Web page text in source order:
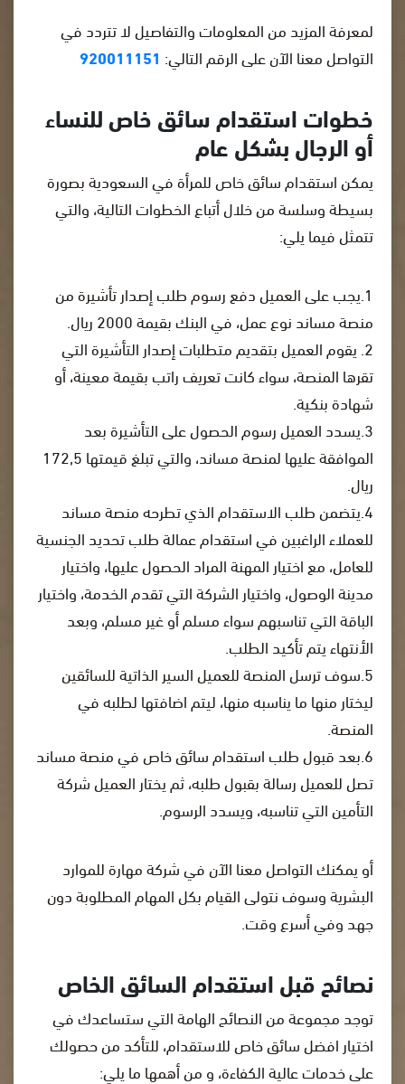
لمعرفة المزيد من المعلومات والتفاصيل لا تتردد في
التواصل معنا الآن على الرقم التالي: 920011151
خطوات استقدام سائق خاص للنساء
أو الرجال بشكل عام
يمكن استقدام سائق خاص للمرأة في السعودية بصورة
بسيطة وسلسة من خلال أتباع الخطوات التالية، والتي
تتمثل فيما يلي:
1.يجب على العميل دفع رسوم طلب إصدار تأشيرة من
منصة مساند نوع عمل، في البنك بقيمة 2000 ريال.
2. يقوم العميل بتقديم متطلبات إصدار التأشيرة التي
تقرها المنصة، سواء كانت تعريف راتب بقيمة معينة، أو
شهادة بنكية.
3.يسدد العميل رسوم الحصول على التأشيرة بعد
الموافقة عليها لمنصة مساند، والتي تبلغ قيمتها 172,5
ريال.
4.يتضمن طلب الاستقدام الذي تطرحه منصة مساند
للعملاء الراغبين في استقدام عمالة طلب تحديد الجنسية
للعامل، مع اختيار المهنة المراد الحصول عليها، واختيار
مدينة الوصول، واختيار الشركة التي تقدم الخدمة، واختيار
الباقة التي تناسبهم سواء مسلم أو غير مسلم، وبعد
الأنتهاء يتم تأكيد الطلب.
5.سوف ترسل المنصة للعميل السير الذاتية للسائقين
ليختار منها ما يناسبه منها، ليتم اضافتها لطلبه في
المنصة.
6.بعد قبول طلب استقدام سائق خاص في منصة مساند
تصل للعميل رسالة بقبول طلبه، ثم يختار العميل شركة
التأمين التي تناسبه، ويسدد الرسوم.
أو يمكنك التواصل معنا الآن في شركة مهارة للموارد
البشرية وسوف نتولى القيام بكل المهام المطلوبة دون
جهد وفي أسرع وقت.
نصائح قبل استقدام السائق الخاص
توجد مجموعة من النصائح الهامة التي ستساعدك في
اختيار افضل سائق خاص للاستقدام، للتأكد من حصولك
على خدمات عالية الكفاءة، و من أهمها ما يلي: